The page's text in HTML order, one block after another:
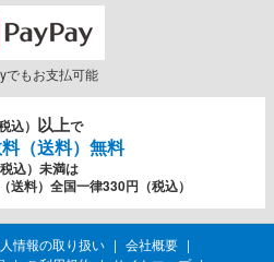
でもお支払可能
込） 以上で
（送料）無料
込）未満は
送料）全国一律330円（税込）
情報の取り扱い
会社概要